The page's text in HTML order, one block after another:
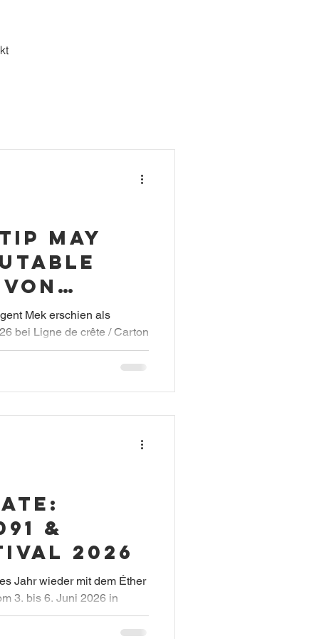
May
Mek erschien als
bei Ligne de crête / Carton
Juni 2025 digital bei
&
2026
Jahr wieder mit dem Éther
3. bis 6. Juni 2026 in